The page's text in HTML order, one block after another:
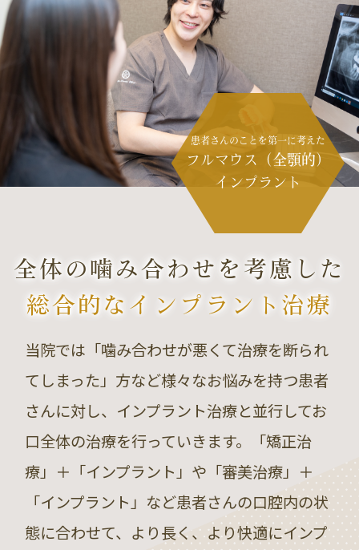
患者さんのことを第一に考えた
フルマウス
（全顎的）
インプラント
全体の噛み合わせを考慮した
総合的なインプラント治療
当院では「噛み合わせが悪くて治療を断られ
てしまった」方など様々なお悩みを持つ患者
さんに対し、インプラント治療と並行してお
口全体の治療を行っていきます。「矯正治
療」＋「インプラント」や「審美治療」＋
「インプラント」など患者さんの口腔内の状
態に合わせて、より長く、より快適にインプ